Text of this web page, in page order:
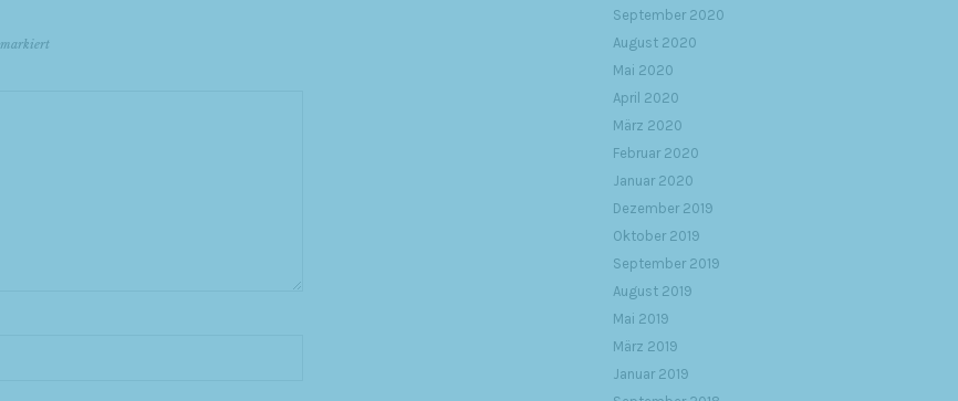
markiert
September 2020
August 2020
Mai 2020
April 2020
März 2020
Februar 2020
Januar 2020
Dezember 2019
Oktober 2019
September 2019
August 2019
Mai 2019
März 2019
Januar 2019